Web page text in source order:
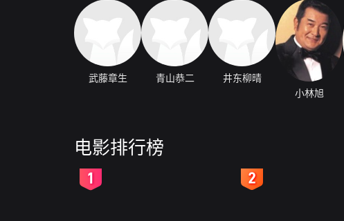
武藤章生 青山恭二
井东柳晴
小林旭
电影排行榜